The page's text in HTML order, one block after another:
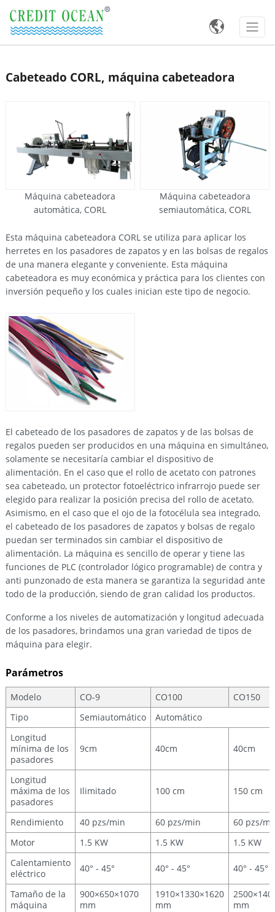

Cabeteado CORL, máquina cabeteadora
Máquina cabeteadora
automática, CORL
Máquina cabeteadora
semiautomática, CORL
Esta máquina cabeteadora CORL se utiliza para aplicar los
herretes en los pasadores de zapatos y en las bolsas de regalos
de una manera elegante y conveniente. Esta máquina
cabeteadora es muy económica y práctica para los clientes con
inversión pequeño y los cuales inician este tipo de negocio.
El cabeteado de los pasadores de zapatos y de las bolsas de
regalos pueden ser producidos en una máquina en simultáneo,
solamente se necesitaría cambiar el dispositivo de
alimentación. En el caso que el rollo de acetato con patrones
sea cabeteado, un protector fotoeléctrico infrarrojo puede ser
elegido para realizar la posición precisa del rollo de acetato.
Asimismo, en el caso que el ojo de la fotocélula sea integrado,
el cabeteado de los pasadores de zapatos y bolsas de regalo
puedan ser terminados sin cambiar el dispositivo de
alimentación. La máquina es sencillo de operar y tiene las
funciones de PLC (controlador lógico programable) de contra y
anti punzonado de esta manera se garantiza la seguridad ante
todo de la producción, siendo de gran calidad los productos.
Conforme a los niveles de automatización y longitud adecuada
de los pasadores, brindamos una gran variedad de tipos de
máquina para elegir.
Parámetros
Modelo CO-9 CO100
CO150
Tipo
Semiautomático
Automático
Longitud
mínima de los
pasadores
9cm 40cm 40cm
Longitud
máxima de los
pasadores
Ilimitado 100 cm 150 cm
Rendimiento 40 pzs/min 60 pzs/min
60 pzs/
Motor
1.5 KW 1.5 KW
1.5 KW
Calentamiento
eléctrico
40° - 45° 40° - 45° 40° - 45°
Tamaño de la
máquina
900×650×1070
mm
1910×1330×1620
mm
mm